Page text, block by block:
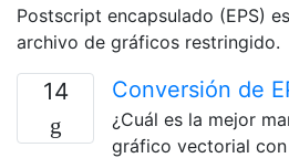
Postscript encapsulado (EPS)
archivo de gráficos restringido.
14 Conversión de
¿Cuál es la mejor
gráfico vectorial